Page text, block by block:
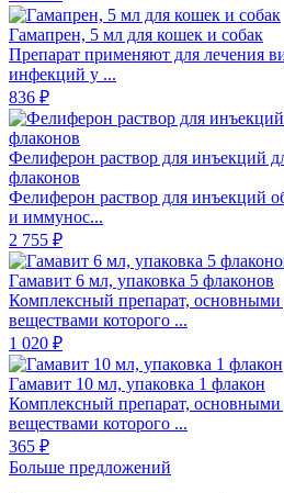
Гамапрен, 5 мл для кошек и собак
Препарат применяют для лечения
инфекций у ...
836 ₽
Фелиферон раствор для инъекций
флаконов
Фелиферон раствор для инъекций
и иммунос...
2 755 ₽
Гамавит 6 мл, упаковка 5 флаконов
Комплексный препарат,
веществами которого ...
1 020 ₽
Гамавит 10 мл, упаковка 1 флакон
Комплексный препарат,
веществами которого ...
365 ₽
Больше предложений